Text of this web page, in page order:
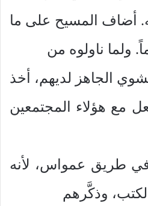
أضاف المسيح على ما
ولما ناولوه من
الجاهز لديهم، أخذ
مع هؤلاء المجتمعين
في طريق عمواس، لأنه
وذكَّرهم